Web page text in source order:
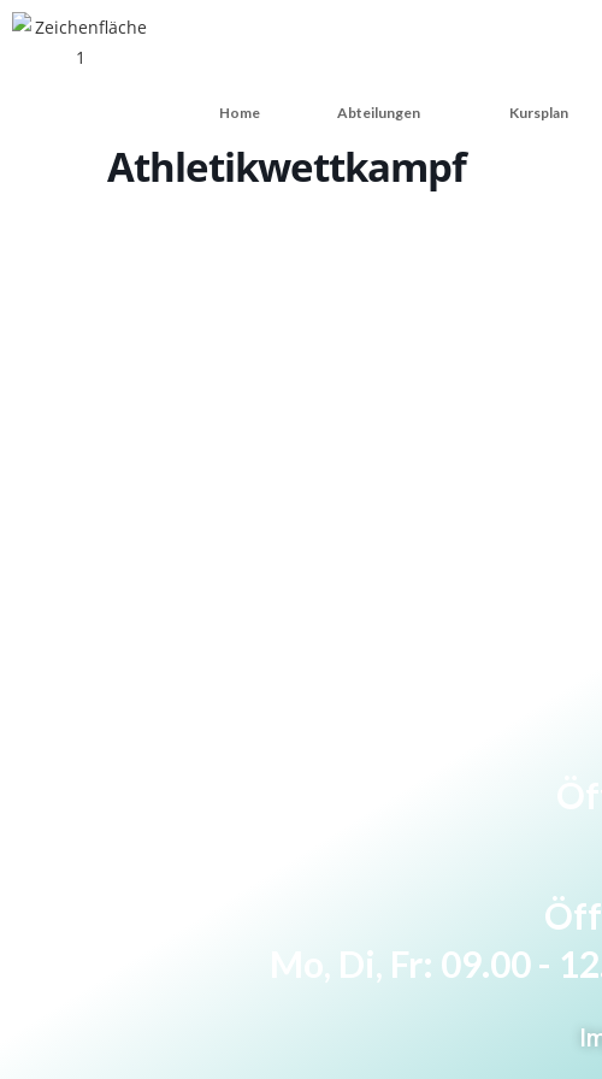
Home Abteilungen Kursplan
Athletikwettkampf
Mo, Di, Fr: 09.00 -